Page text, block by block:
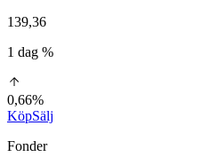
139,36
1 dag %
0,66%
KöpSälj
Fonder